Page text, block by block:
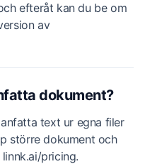
efteråt kan du be om
av
dokument?
text ur egna filer
större dokument och
pricing.